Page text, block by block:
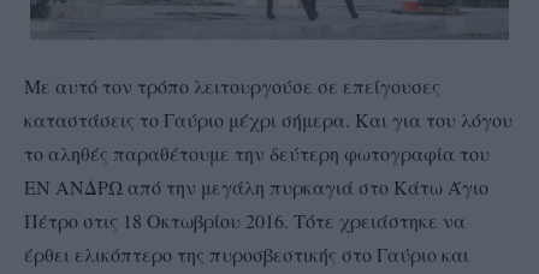
Με αυτό τον τρόπο λειτουργούσε σε επείγουσες
καταστάσεις το Γαύριο μέχρι σήμερα. Και για του λόγου
το αληθές παραθέτουμε την δεύτερη φωτογραφία του
ΕΝ ΑΝΔΡΩ από την μεγάλη πυρκαγιά στο Κάτω Άγιο
Πέτρο στις 18 Οκτωβρίου 2016. Τότε χρειάστηκε να
έρθει ελικόπτερο της πυροσβεστικής στο Γαύριο και